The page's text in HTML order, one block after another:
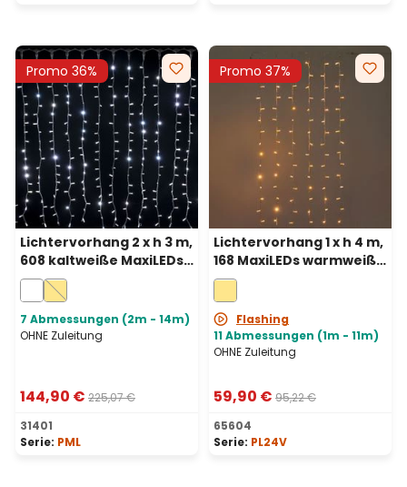
Promo 36%
Lichtervorhang 2 x h 3 m,
608 kaltweiße MaxiLEDs,
weißes Kabel,
erweiterbar
7 Abmessungen (2m - 14m)
OHNE Zuleitung
144,90 € 225,07 €
31401
Serie: PML
Promo 37%
Lichtervorhang 1 x h 4 m,
168 MaxiLEDs warmweiß,
transparentes Kabel,
erweiterbar
Flashing
11 Abmessungen (1m - 11m)
OHNE Zuleitung
59,90 € 95,22 €
65604
Serie: PL24V